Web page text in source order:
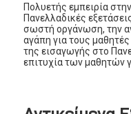
Πολυετής εμπειρία
Πανελλαδικές
σωστή οργάνωση, την
αγάπη για τους
της εισαγωγής στο
επιτυχία των μαθητών